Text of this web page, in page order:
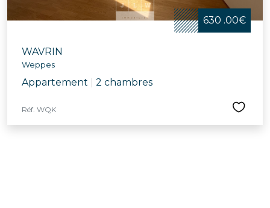
630 .00€
WAVRIN
Weppes
Appartement 2 chambres
Réf. WQK